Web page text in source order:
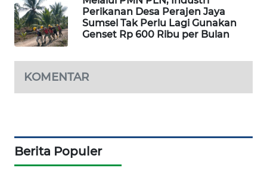
Perikanan Desa Perajen Jaya
Sumsel Tak Perlu Lagi Gunakan
Genset Rp 600 Ribu per Bulan
KOMENTAR
Berita Populer
ID
MAWAKA
ID
MARTABAT
NET
WATCH
MKLI